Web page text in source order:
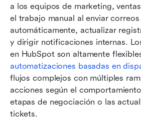
a los equipos de marketing,
el trabajo manual al enviar
automáticamente, actualizar
y dirigir notificaciones internas.
automatizaciones basadas en
flujos complejos con múltiples
acciones según el
etapas de negociación o las
tickets.